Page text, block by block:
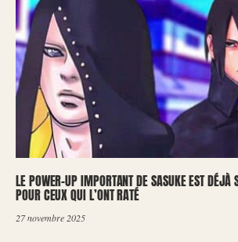
LE POWER-UP IMPORTANT DE SASUKE EST DÉJÀ
POUR CEUX QUI L’ONT RATÉ
27 novembre 2025